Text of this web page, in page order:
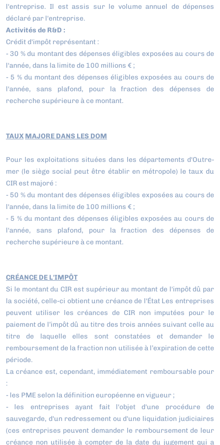
l'entreprise. Il est assis sur le volume annuel de dépenses
déclaré par l'entreprise.
Activités de R&D :
Crédit d'impôt représentant :
- 30 % du montant des dépenses éligibles exposées au cours de
l'année, dans la limite de 100 millions € ;
- 5 % du montant des dépenses éligibles exposées au cours de
l'année, sans plafond, pour la fraction des dépenses de
recherche supérieure à ce montant.
TAUX MAJORE DANS LES DOM
Pour les exploitations situées dans les départements d'Outre-
mer (le siège social peut être établir en métropole) le taux du
CIR est majoré :
- 50 % du montant des dépenses éligibles exposées au cours de
l'année, dans la limite de 100 millions € ;
- 5 % du montant des dépenses éligibles exposées au cours de
l'année, sans plafond, pour la fraction des dépenses de
recherche supérieure à ce montant.
CRÉANCE DE L'IMPÔT
Si le montant du CIR est supérieur au montant de l'impôt dû par
la société, celle-ci obtient une créance de l'État Les entreprises
peuvent utiliser les créances de CIR non imputées pour le
paiement de l’impôt dû au titre des trois années suivant celle au
titre de laquelle elles sont constatées et demander le
remboursement de la fraction non utilisée à l’expiration de cette
période.
La créance est, cependant, immédiatement remboursable pour
:
- les PME selon la définition européenne en vigueur ;
- les entreprises ayant fait l'objet d'une procédure de
sauvegarde, d'un redressement ou d'une liquidation judiciaires
(ces entreprises peuvent demander le remboursement de leur
créance non utilisée à compter de la date du jugement qui a